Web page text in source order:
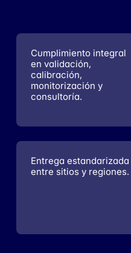
Cumplimiento integral
en validación,
calibración,
monitorización y
consultoría.
Entrega estandarizada
entre sitios y regiones.